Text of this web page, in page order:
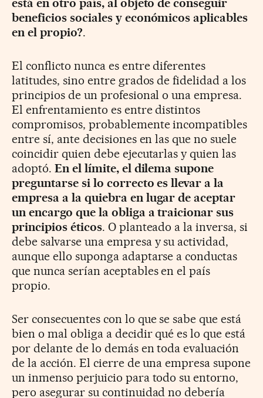
está en otro país, al objeto de conseguir
beneficios sociales y económicos aplicables
en el propio?.
El conflicto nunca es entre diferentes
latitudes, sino entre grados de fidelidad a los
principios de un profesional o una empresa.
El enfrentamiento es entre distintos
compromisos, probablemente incompatibles
entre sí, ante decisiones en las que no suele
coincidir quien debe ejecutarlas y quien las
adoptó. En el límite, el dilema supone
preguntarse si lo correcto es llevar a la
empresa a la quiebra en lugar de aceptar
un encargo que la obliga a traicionar sus
principios éticos. O planteado a la inversa, si
debe salvarse una empresa y su actividad,
aunque ello suponga adaptarse a conductas
que nunca serían aceptables en el país
propio.
Ser consecuentes con lo que se sabe que está
bien o mal obliga a decidir qué es lo que está
por delante de lo demás en toda evaluación
de la acción. El cierre de una empresa supone
un inmenso perjuicio para todo su entorno,
pero asegurar su continuidad no debería